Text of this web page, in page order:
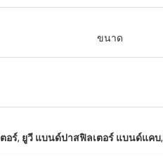
ขนาด
อร์, ยูวี แบนด์ปาสฟิลเตอร์ แบนด์แคบ,